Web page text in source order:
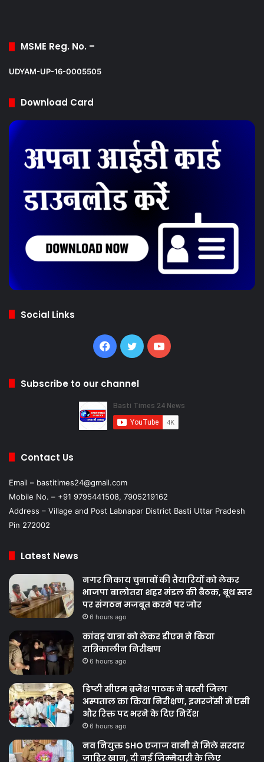
MSME Reg. No. –
UDYAM-UP-16-0005505
Download Card
Social Links
Facebook
TwitterYouTube
Subscribe to our channel
Contact Us
Email – bastitimes24@gmail.com
Mobile No. – +91 9795441508, 7905219162
Address – Village and Post Labnapar District Basti Uttar Pradesh
Pin 272002
Latest News
नगर निकाय चुनावों की तैयारियों को लेकर
भाजपा बालोतरा शहर मंडल की बैठक, बूथ स्तर
पर संगठन मजबूत करने पर जोर
6 hours ago
कांवड़ यात्रा को लेकर डीएम ने किया
रात्रिकालीन निरीक्षण
6 hours ago
डिप्टी सीएम ब्रजेश पाठक ने बस्ती जिला
अस्पताल का किया निरीक्षण, इमरजेंसी में एसी
और रिक्त पद भरने के दिए निर्देश
6 hours ago
नव नियुक्त SHO एजाज वानी से मिले सरदार
जाहिर खान, दी नई जिम्मेदारी के लिए